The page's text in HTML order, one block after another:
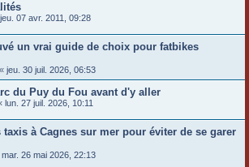
jeu. 07 avr. 2011, 09:28
un vrai guide de choix pour fatbikes
« jeu. 30 juil. 2026, 06:53
du Puy du Fou avant d'y aller
lun. 27 juil. 2026, 10:11
à Cagnes sur mer pour éviter de se garer
mar. 26 mai 2026, 22:13